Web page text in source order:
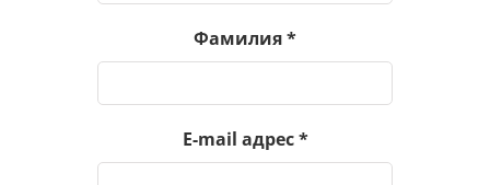
Фамилия*
E-mail адрес*